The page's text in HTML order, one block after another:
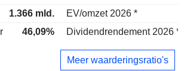
1.366 mld.
EV/omzet 2026 *
46,09% Dividendrendement 2026 *
Meer waarderingsratio's